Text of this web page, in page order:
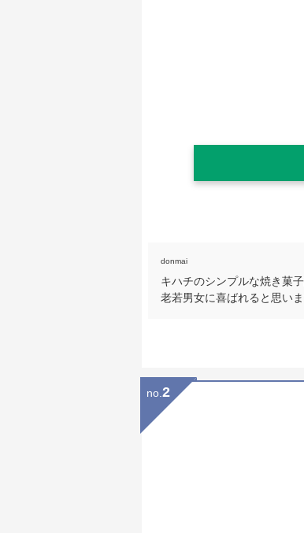
donmai
キハチのシンプルな焼き菓
老若男女に喜ばれると思いま
no. 2